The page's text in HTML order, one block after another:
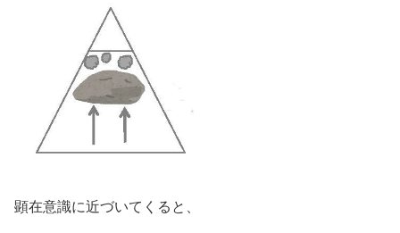
顕在意識に近づいてくると、